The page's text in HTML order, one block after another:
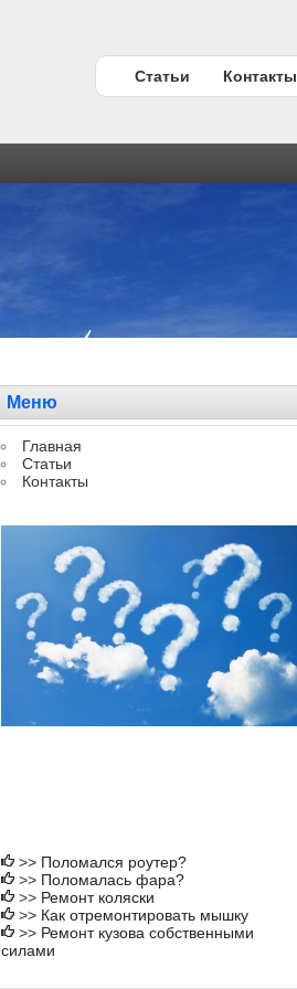
Статьи Контакты
Меню
Главная
Статьи
Контакты
>> Поломался роутер?
>> Поломалась фара?
>> Ремонт коляски
>> Как отремонтировать мышку
>> Ремонт кузова собственными
силами